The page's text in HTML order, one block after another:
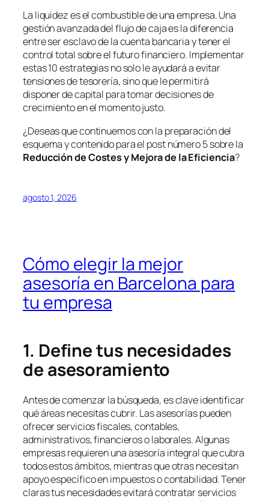
La liquidez es el combustible de una empresa. Una
gestión avanzada del flujo de caja es la diferencia
entre ser esclavo de la cuenta bancaria y tener el
control total sobre el futuro financiero. Implementar
estas 10 estrategias no solo le ayudará a evitar
tensiones de tesorería, sino que le permitirá
disponer de capital para tomar decisiones de
crecimiento en el momento justo.
¿Deseas que continuemos con la preparación del
esquema y contenido para el post número 5 sobre la
Reducción de Costes y Mejora de la Eficiencia?
agosto 1, 2026
Cómo elegir la mejor
asesoría en Barcelona para
tu empresa
1. Define tus necesidades
de asesoramiento
Antes de comenzar la búsqueda, es clave identificar
qué áreas necesitas cubrir. Las asesorías pueden
ofrecer servicios fiscales, contables,
administrativos, financieros o laborales. Algunas
empresas requieren una asesoría integral que cubra
todos estos ámbitos, mientras que otras necesitan
apoyo específico en impuestos o contabilidad. Tener
claras tus necesidades evitará contratar servicios